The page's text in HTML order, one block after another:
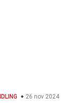
26 nov 2024